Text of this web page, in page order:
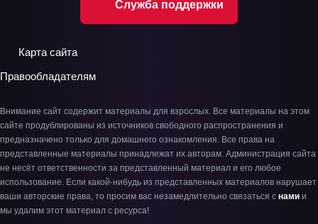
Служба поддержки
Карта сайта
Правообладателям
Внимание сайт содержит материалы для взрослых. Все материалы на этом
сайте продублированы из источников свободного распространения и
предназначено только для домашнего ознакомления. Все права на
представленные материалы принадлежат их авторам. Администрация сайта
не несёт ответственности за представленный материал и его любое
использование. Если какой-нибудь из представленных материалов нарушает
ваши авторские права, то просим вас незамедлительно связаться с нами и
мы удалим этот материал с ресурса!